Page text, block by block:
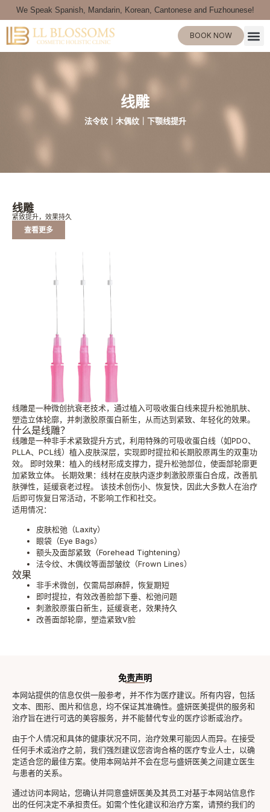
We Speak Spanish, Mandarin, Korean, Cantonese and Fuzhounese!
BOOK NOW
线雕
法令纹｜木偶纹｜下颚线提升
线雕
紧致提升，效果持久
查看更多
线雕是一种微创抗衰老技术，通过植入可吸收蛋白线来提升松弛肌肤、
塑造立体轮廓，并刺激胶原蛋白新生，从而达到紧致、年轻化的效果。
什么是线雕？
线雕是一种非手术紧致提升方式，利用特殊的可吸收蛋白线（如PDO、
PLLA、PCL线）植入皮肤深层，实现即时提拉和长期胶原再生的双重功
效。 即时效果：植入的线材形成支撑力，提升松弛部位，使面部轮廓更
加紧致立体。 长期效果：线材在皮肤内逐步刺激胶原蛋白合成，改善肌
肤弹性，延缓衰老过程。 该技术创伤小、恢复快，因此大多数人在治疗
后即可恢复日常活动，不影响工作和社交。
适用情况：
皮肤松弛（Laxity）
眼袋（Eye Bags）
额头及面部紧致（Forehead Tightening）
法令纹、木偶纹等面部皱纹（Frown Lines）
效果
非手术微创，仅需局部麻醉，恢复期短
即时提拉，有效改善脸部下垂、松弛问题
刺激胶原蛋白新生，延缓衰老，效果持久
改善面部轮廓，塑造紧致V脸
免责声明
本网站提供的信息仅供一般参考，并不作为医疗建议。所有内容，包括
文本、图形、图片和信息，均不保证其准确性。盛妍医美提供的服务和
治疗旨在进行可选的美容服务，并不能替代专业的医疗诊断或治疗。
由于个人情况和具体的健康状况不同，治疗效果可能因人而异。在接受
任何手术或治疗之前，我们强烈建议您咨询合格的医疗专业人士，以确
定适合您的最佳方案。使用本网站并不会在您与盛妍医美之间建立医生
与患者的关系。
通过访问本网站，您确认并同意盛妍医美及其员工对基于本网站信息作
出的任何决定不承担责任。如需个性化建议和治疗方案，请预约我们的